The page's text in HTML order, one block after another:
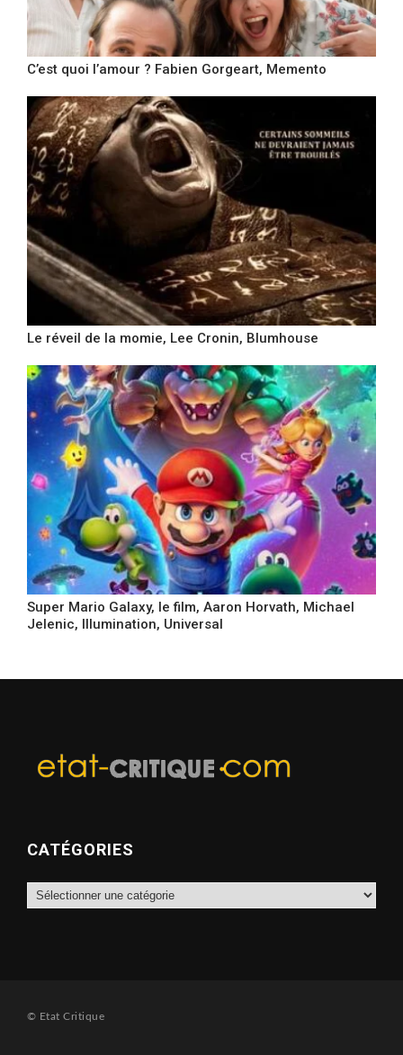
C’est quoi l’amour ? Fabien Gorgeart, Memento
Le réveil de la momie, Lee Cronin, Blumhouse
Super Mario Galaxy, le film, Aaron Horvath, Michael
Jelenic, Illumination, Universal
CATÉGORIES
Catégories
© Etat Critique